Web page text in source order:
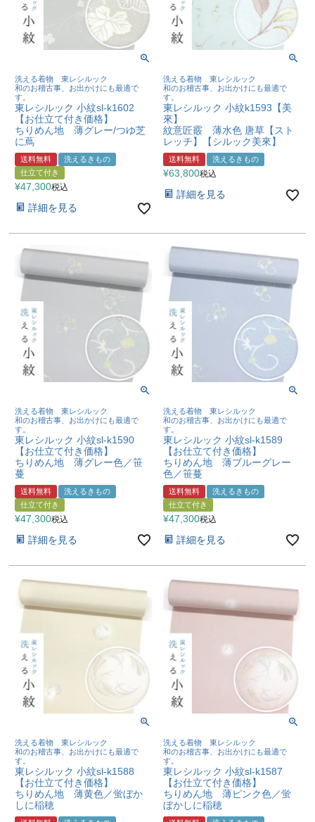
洗える着物 東レシルック
和のお稽古事、お出かけにも最適で
す。
東レシルック 小紋sl-k1602
【お仕立て付き価格】
ちりめん地 薄グレー/つゆ芝
に蔦
送料無料
洗えるきもの
仕立て付き
¥47,300税込
詳細を見る
洗える着物 東レシルック
和のお稽古事、お出かけにも最適で
す。
東レシルック 小紋k1593【美
來】
紋意匠霰 薄水色 唐草【スト
レッチ】【シルック美來】
送料無料 洗えるきもの
¥63,800税込
詳細を見る
洗える着物 東レシルック
和のお稽古事、お出かけにも最適で
す。
東レシルック 小紋sl-k1590
【お仕立て付き価格】
ちりめん地 薄グレー色／笹
蔓
送料無料
洗えるきもの
仕立て付き
¥47,300税込
詳細を見る
洗える着物 東レシルック
和のお稽古事、お出かけにも最適で
す。
東レシルック 小紋sl-k1589
【お仕立て付き価格】
ちりめん地 薄ブルーグレー
色／笹蔓
送料無料
洗えるきもの
仕立て付き
¥47,300税込
詳細を見る
洗える着物 東レシルック
和のお稽古事、お出かけにも最適で
す。
東レシルック 小紋sl-k1588
【お仕立て付き価格】
ちりめん地 薄黄色／蛍ぼか
しに稲穂
洗える着物 東レシルック
和のお稽古事、お出かけにも最適で
す。
東レシルック 小紋sl-k1587
【お仕立て付き価格】
ちりめん地 薄ピンク色／蛍
ぼかしに稲穂